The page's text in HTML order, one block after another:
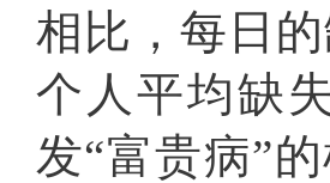
相比，每日
个人平均缺
发“富贵病”